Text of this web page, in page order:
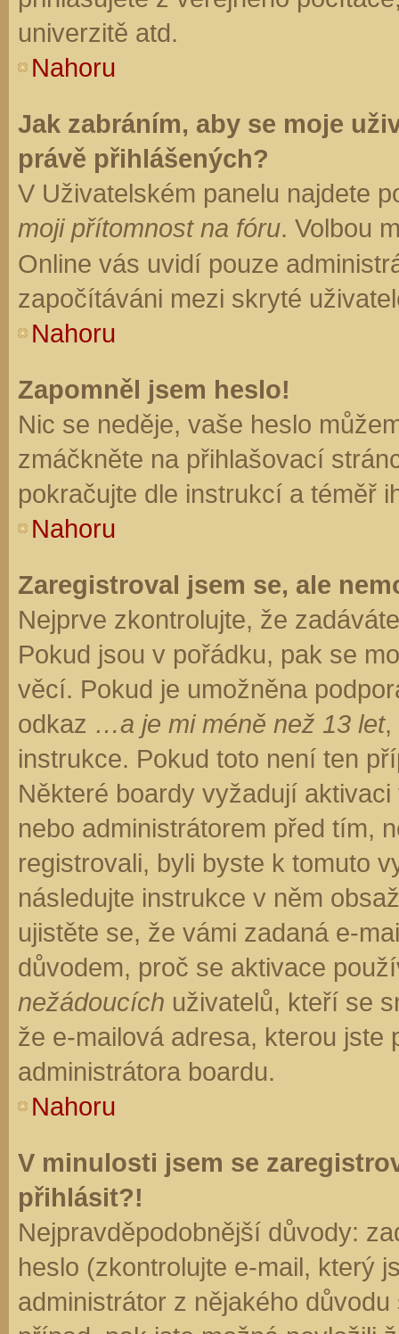
univerzitě atd.
Nahoru
Jak zabráním, aby se moje
právě přihlášených?
V Uživatelském panelu najdete
moji přítomnost na fóru. Volbou
Online vás uvidí pouze
započítáváni mezi skryté
Nahoru
Zapomněl jsem heslo!
Nic se neděje, vaše heslo
zmáčkněte na přihlašovací
pokračujte dle instrukcí a téměř
Nahoru
Zaregistroval jsem se, ale
Nejprve zkontrolujte, že
Pokud jsou v pořádku, pak se
věcí. Pokud je umožněna
odkaz …a je mi méně než 13 let,
instrukce. Pokud toto není ten
Některé boardy vyžadují
nebo administrátorem před tím,
registrovali, byli byste k tomuto
následujte instrukce v něm
ujistěte se, že vámi zadaná e-
důvodem, proč se aktivace
nežádoucích uživatelů, kteří se
že e-mailová adresa, kterou jste
administrátora boardu.
Nahoru
V minulosti jsem se
přihlásit?!
Nejpravděpodobnější důvody:
heslo (zkontrolujte e-mail, který
administrátor z nějakého